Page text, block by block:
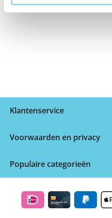
E-mailadres: info@behello.com
Klantenservice
Voorwaarden en privacy
Populaire categorieën